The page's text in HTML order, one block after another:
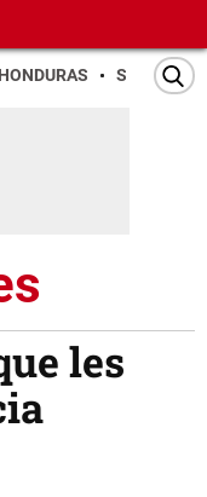
HONDURAS SAN PEDRO
les